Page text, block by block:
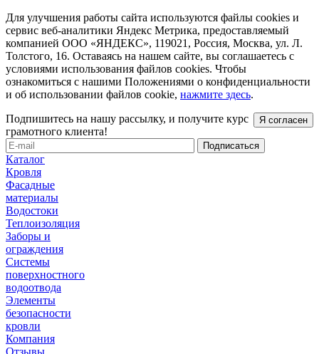
Для улучшения работы сайта используются файлы cookies и
сервис веб-аналитики Яндекс Метрика, предоставляемый
компанией ООО «ЯНДЕКС», 119021, Россия, Москва, ул. Л.
Толстого, 16. Оставаясь на нашем сайте, вы соглашаетесь с
условиями использования файлов cookies. Чтобы
ознакомиться с нашими Положениями о конфиденциальности
и об использовании файлов cookie, нажмите здесь.
Я согласен
Подпишитесь на нашу рассылку, и получите курс
грамотного клиента!
Каталог
Кровля
Фасадные
материалы
Водостоки
Теплоизоляция
Заборы и
ограждения
Системы
поверхностного
водоотвода
Элементы
безопасности
кровли
Компания
Отзывы